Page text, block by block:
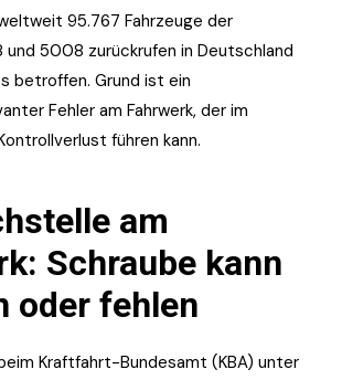
95.767 Fahrzeuge der
und 5008 zurückrufen in Deutschland
betroffen. Grund ist ein
Fehler am Fahrwerk, der im
führen kann.
am
Schraube kann
oder fehlen
Kraftfahrt-Bundesamt (KBA) unter